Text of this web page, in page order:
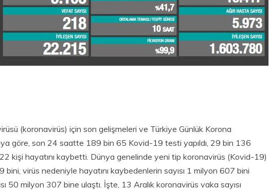
(koronavirüs) için son gelişmeleri ve Türkiye Günlük Korona
göre, son 24 saatte 189 bin 65 Kovid-19 testi yapıldı, 29 bin 136
kişi hayatını kaybetti. Dünya genelinde yeni tip koronavirüs (Kovid-19)
bini, virüs nedeniyle hayatını kaybedenlerin sayısı 1 milyon 607 bini
50 milyon 307 bine ulaştı. İşte, 13 Aralık koronavirüs vaka sayısı